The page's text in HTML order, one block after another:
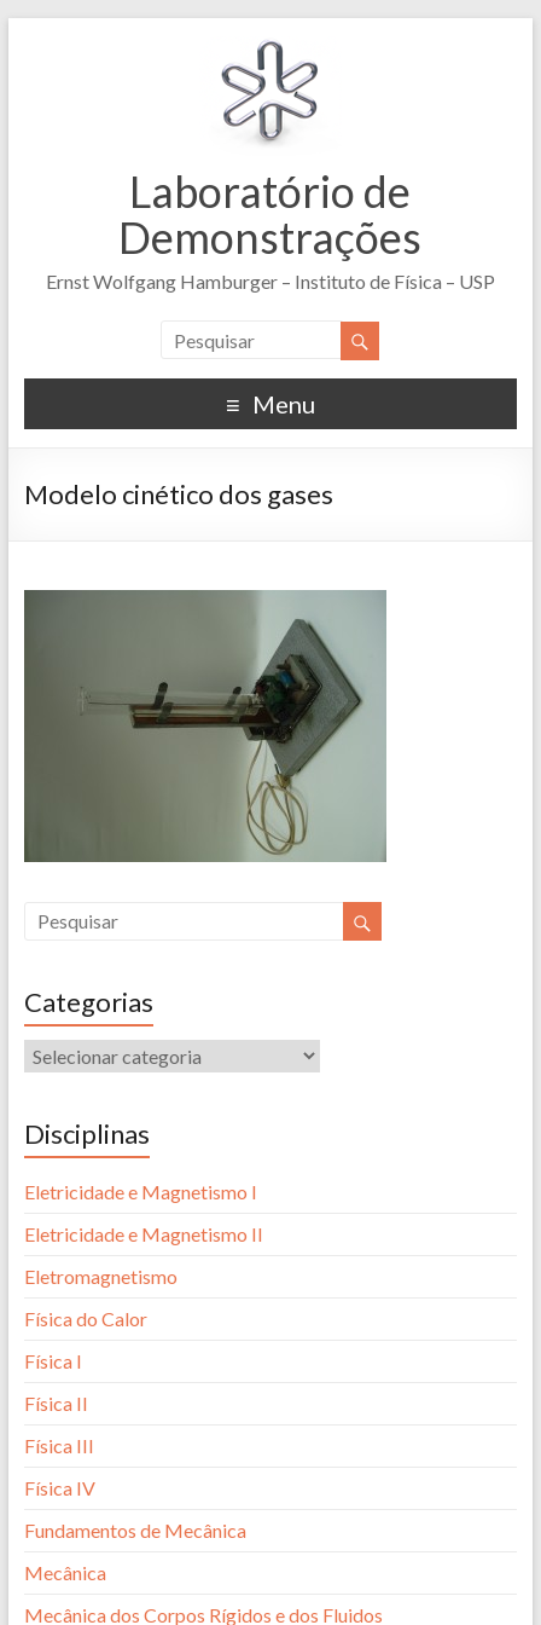
Laboratório de
Demonstrações
Ernst Wolfgang Hamburger – Instituto de Física – USP
Menu
Modelo cinético dos gases
Categorias
Disciplinas
Eletricidade e Magnetismo I
Eletricidade e Magnetismo II
Eletromagnetismo
Física do Calor
Física I
Física II
Física III
Física IV
Fundamentos de Mecânica
Mecânica
Mecânica dos Corpos Rígidos e dos Fluidos